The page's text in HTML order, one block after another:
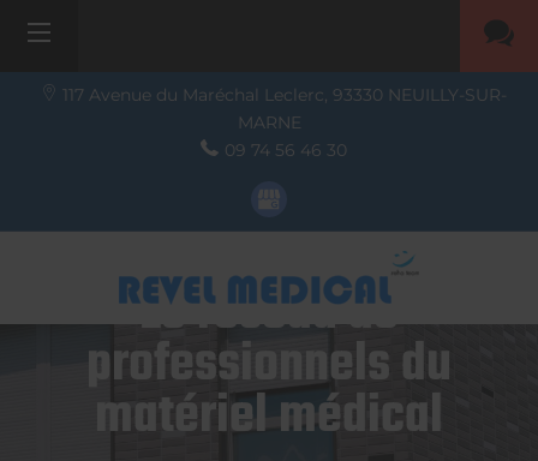
117 Avenue du Maréchal Leclerc, 93330 NEUILLY-SUR-
MARNE
09 74 56 46 30
Le réseau de
professionnels du
matériel médical